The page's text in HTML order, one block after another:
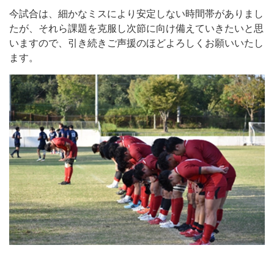
今試合は、細かなミスにより安定しない時間帯がありまし
たが、それら課題を克服し次節に向け備えていきたいと思
いますので、引き続きご声援のほどよろしくお願いいたし
ます。